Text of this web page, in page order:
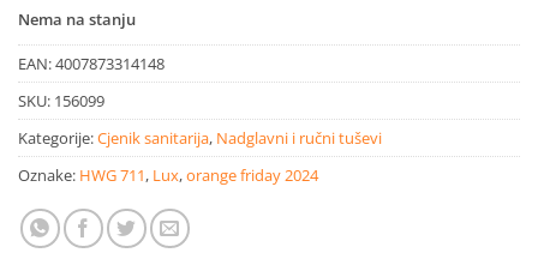
Nema na stanju
EAN:4007873314148
SKU: 156099
Kategorije:Cjenik sanitarija, Nadglavni i ručni tuševi
Oznake: HWG 711, Lux,orange friday 2024